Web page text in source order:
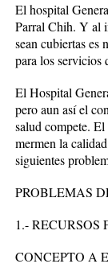
El hospital
Parral Chih. Y al
sean cubiertas es
para los servicios
El Hospital
pero aun así el
salud compete.
mermen la
siguientes
PROBLEMAS
1.-
CONCEPTO A